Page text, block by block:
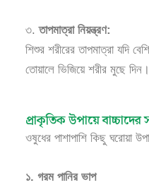
৩.তাপমাত্রা নিয়ন্ত্রণ:
শিশুর শরীরের তাপমাত্রা যদি
তোয়ালে ভিজিয়ে শরীর মুছে দিন।
প্রাকৃতিক উপায়ে বাচ্চাদের
ওষুধের পাশাপাশি কিছু ঘরোয়া
১. গরম পানির ভাপ